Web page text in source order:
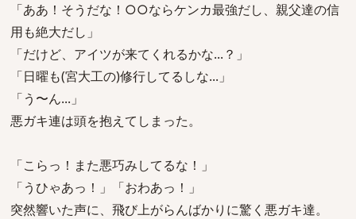
「ああ！そうだな！○○ならケンカ最強だし、親父達の信
用も絶大だし」
「だけど、アイツが来てくれるかな...？」
「日曜も(宮大工の)修行してるしな...」
「う〜ん...」
悪ガキ連は頭を抱えてしまった。
「こらっ！また悪巧みしてるな！」
「うひゃあっ！」「おわあっ！」
突然響いた声に、飛び上がらんばかりに驚く悪ガキ達。